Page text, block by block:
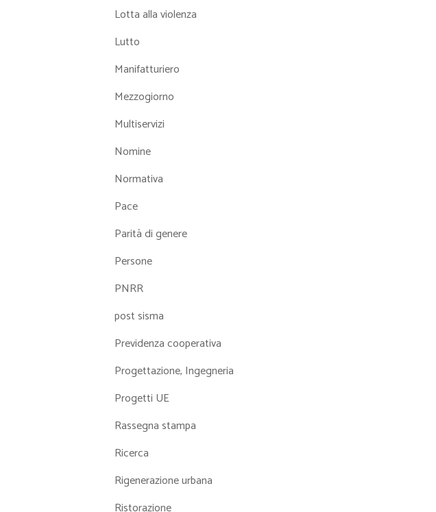
Lotta alla violenza
Lutto
Manifatturiero
Mezzogiorno
Multiservizi
Nomine
Normativa
Pace
Parità di genere
Persone
PNRR
post sisma
Previdenza cooperativa
Progettazione, Ingegneria
Progetti UE
Rassegna stampa
Ricerca
Rigenerazione urbana
Ristorazione